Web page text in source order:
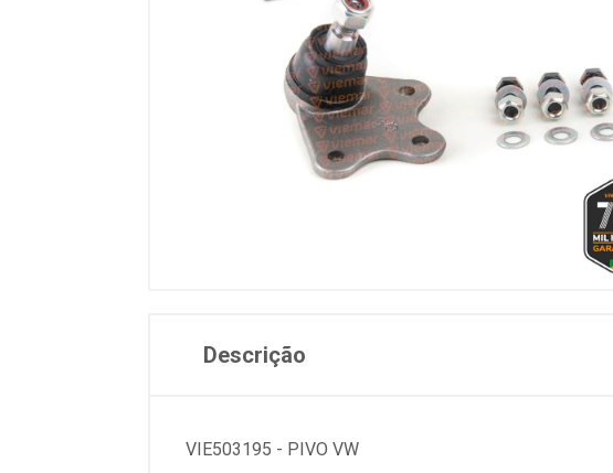
Descrição
VIE503195 - PIVO VW